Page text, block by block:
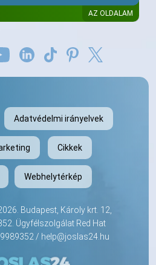
AZ OLDALAM
Adatvédelmi irányelvek
Cikkek
Webhelytérkép
Budapest, Károly krt. 12,
. Ügyfélszolgálat Red Hat
/ help@joslas24.hu